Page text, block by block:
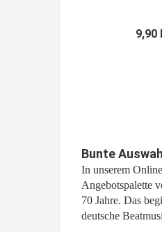
9,90
Bunte
In unserem
Angebotspalette
70 Jahre. Das
deutsche